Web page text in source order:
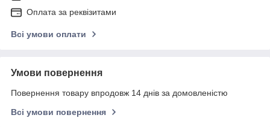
Оплата за реквізитами
Всі умови оплати
Умови повернення
Повернення товару впродовж 14 днів за домовленістю
Всі умови повернення